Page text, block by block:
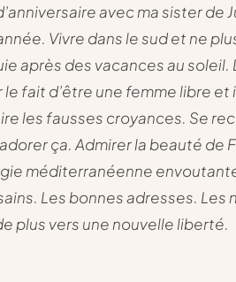
avec ma sister de
Vivre dans le sud et ne
après des vacances au soleil.
le fait d’être une femme libre
les fausses croyances. Se
ça. Admirer la beauté de
méditerranéenne
Les bonnes adresses. Les
plus vers une nouvelle liberté.